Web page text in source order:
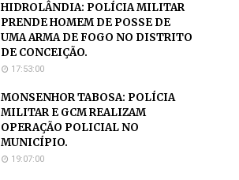
HIDROLÂNDIA: POLÍCIA MILITAR
PRENDE HOMEM DE POSSE DE
UMA ARMA DE FOGO NO DISTRITO
DE CONCEIÇÃO.
17:53:00
MONSENHOR TABOSA: POLÍCIA
MILITAR E GCM REALIZAM
OPERAÇÃO POLICIAL NO
MUNICÍPIO.
19:07:00